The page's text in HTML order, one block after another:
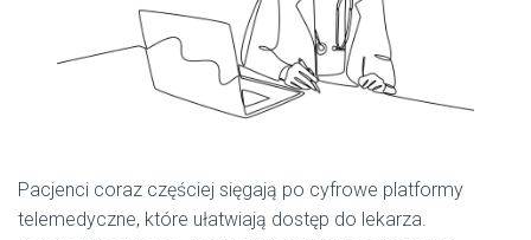
Pacjenci coraz częściej sięgają po cyfrowe platformy
telemedyczne, które ułatwiają dostęp do lekarza.